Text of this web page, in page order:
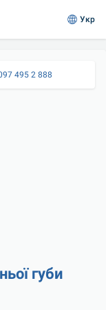
Укр
495 2 888
губи